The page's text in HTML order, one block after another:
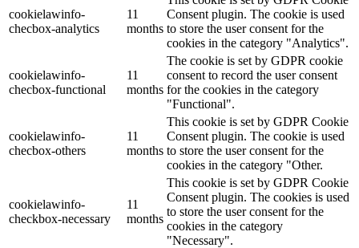
cookielawinfo-
checbox-analytics
11
months
Consent plugin. The cookie is used
to store the user consent for the
cookies in the category "Analytics".
cookielawinfo-
checbox-functional
11
months
The cookie is set by GDPR cookie
consent to record the user consent
for the cookies in the category
"Functional".
cookielawinfo-
checbox-others
11
months
This cookie is set by GDPR Cookie
Consent plugin. The cookie is used
to store the user consent for the
cookies in the category "Other.
cookielawinfo-
checkbox-necessary
11
months
This cookie is set by GDPR Cookie
Consent plugin. The cookies is used
to store the user consent for the
cookies in the category
"Necessary".